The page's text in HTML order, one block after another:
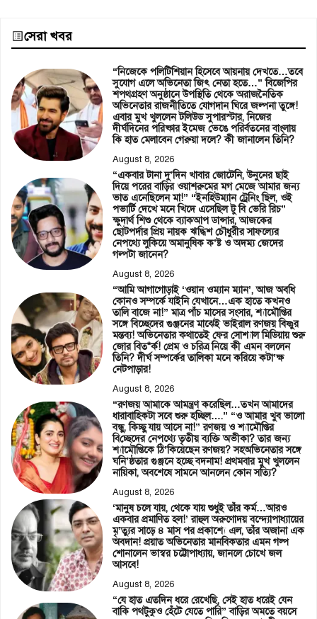
সেরা খবর
“নিজেকে পলিটিশিয়ান হিসেবে আয়নায় দেখতে…তবে
সুযোগ এলে অভিনেতা জিৎ নেতা হতে…” বিজেপির
শপথগ্রহণ অনুষ্ঠানে উপস্থিতি থেকে অরাজনৈতিক
অভিনেতার রাজনীতিতে যোগদান ঘিরে জল্পনা তুঙ্গে!
এবার মুখ খুললেন টলিউড সুপারস্টার, নিজের
দীর্ঘদিনের পরিষ্কার ইমেজ ভেঙে পরির্বতনের বাংলায়
কি হাত মেলাবেন গেরুয়া দলে? কী জানালেন তিনি?
August 8, 2026
“একবার টানা দু’দিন খাবার জোটেনি, উনুনের ছাই
দিয়ে পরের বাড়ির ওয়াশরুমের মগ মেজে আমার জন্য
ভাত এনেছিলেন মা!” “ইনহিউম্যান ট্রেনিং ছিল, ওই
পভার্টি দেখে মনে খিদে এসেছিল টু বি ভেরি রিচ”
ক্ষুদার্থ শিশু থেকে ব্যাকআপ ডান্সার, আজকের
ছোটপর্দার প্রিয় নায়ক ঋদ্ধিশ চৌধুরীর সাফল্যের
নেপথ্যে লুকিয়ে অমানুষিক ক’ষ্ট ও অদম্য জেদের
গল্পটা জানেন?
August 8, 2026
“আমি আগাগোড়াই ‘ওয়ান ওম্যান ম্যান’, আজ অবধি
কোনও সম্পর্কে যাইনি যেখানে…এক হাতে কখনও
তালি বাজে না!” মাত্র পাঁচ মাসের সংসার, শ্যামৌপ্তির
সঙ্গে বিচ্ছেদের গুঞ্জনের মাঝেই ভাইরাল রণজয় বিষ্ণুর
মন্তব্য! অভিনেতার কথাতেই ফের সোশ্যাল মিডিয়ায় শুরু
জোর বিত*র্ক! প্রেম ও চরিত্র নিয়ে কী এমন বললেন
তিনি? দীর্ঘ সম্পর্কের তালিকা মনে করিয়ে কটা’ক্ষ
নেটপাড়ার!
August 8, 2026
“রণজয় আমাকে আমন্ত্রণ করেছিল…তখন আমাদের
ধারাবাহিকটা সবে শুরু হচ্ছিল….” “ও আমার খুব ভালো
বন্ধু, কিচ্ছু যায় আসে না!” রণজয় ও শ্যামৌপ্তির
বিচ্ছেদের নেপথ্যে তৃতীয় ব্যক্তি অভীকা? তার জন্য
শ্যামৌপ্তিকে ঠি’কিয়েছেন রণজয়? সহঅভিনেতার সঙ্গে
ঘনি’ষ্ঠতার গুঞ্জনে হচ্ছে বদনাম! প্রথমবার মুখ খুললেন
নায়িকা, অবশেষে সামনে আনলেন কোন সত্যি?
August 8, 2026
‘মানুষ চলে যায়, থেকে যায় শুধুই তাঁর কর্ম…আরও
একবার প্রমাণিত হল!’ রাহুল অরুণোদয় বন্দ্যোপাধ্যায়ের
মৃ’ত্যুর সাড়ে ৪ মাস পর প্রকাশ্যে এল, তাঁর অজানা এক
অবদান! প্রয়াত অভিনেতার মানবিকতার এমন গল্প
শোনালেন ভাস্বর চট্টোপাধ্যায়, জানলে চোখে জল
আসবে!
August 8, 2026
“যে হাত এতদিন ধরে রেখেছি, সেই হাত ধরেই যেন
বাকি পথটুকুও হেঁটে যেতে পারি” বাড়ির অমতে বয়সে